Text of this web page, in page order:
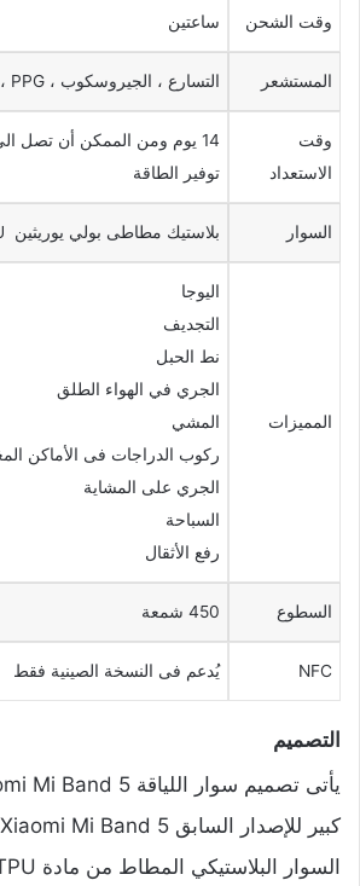
وقت الشحن ساعتين
المستشعر التسارع ، الجيروسكوب ، PPG ، معدل ضربات القلب
وقت
الاستعداد
توفير الطاقة
السوار بلاستيك مطاطى بولي يوريثين TPU
المميزات
اليوجا
التجديف
نط الحبل
الجري في الهواء الطلق
المشي
ركوب الدراجات فى الأماكن
الجري على المشاية
السباحة
رفع الأثقال
السطوع 450 شمعة
NFC يُدعم فى النسخة الصينية فقط
التصميم